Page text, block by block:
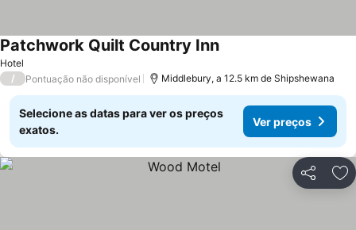
Hotel
Patchwork Quilt Country Inn
/ Pontuação não disponível Middlebury, a 12.5 km de Shipshewana
Selecione as datas para ver os preços
exatos.
Ver preços
Partilhar